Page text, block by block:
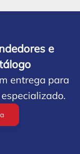
e
entrega para